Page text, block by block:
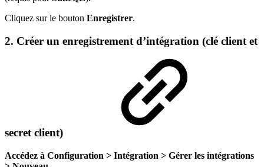
Cliquez sur le bouton Enregistrer.
2. Créer un enregistrement d’intégration (clé client et
secret client)
Accédez à Configuration > Intégration > Gérer les intégrations